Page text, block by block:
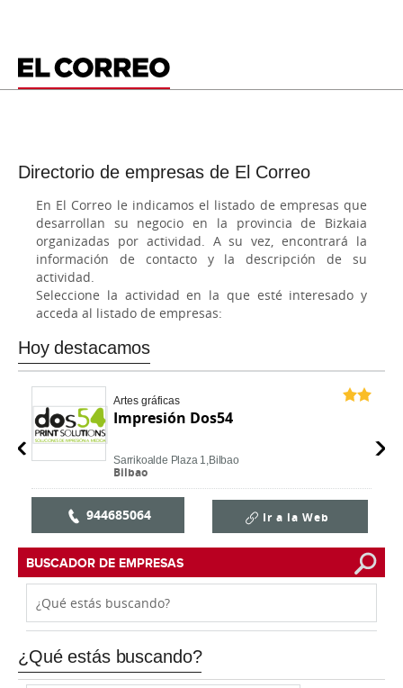
Directorio de empresas de El Correo
En El Correo le indicamos el listado de empresas que
desarrollan su negocio en la provincia de Bizkaia
organizadas por actividad. A su vez, encontrará la
información de contacto y la descripción de su
actividad.
Seleccione la actividad en la que esté interesado y
acceda al listado de empresas:
Hoy destacamos
Artes gráficas
Impresión Dos54
Bilbao
Sarrikoalde Plaza 1,Bilbao
944685064 Ir a la Web
BUSCADOR DE EMPRESAS
¿Qué estás buscando?